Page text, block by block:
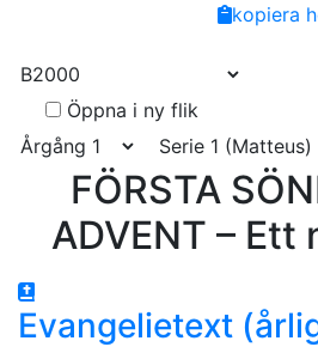
EmailCopy
kopiera
Öppna i ny flik
FÖRSTA
ADVENT – Ett
Evangelietext